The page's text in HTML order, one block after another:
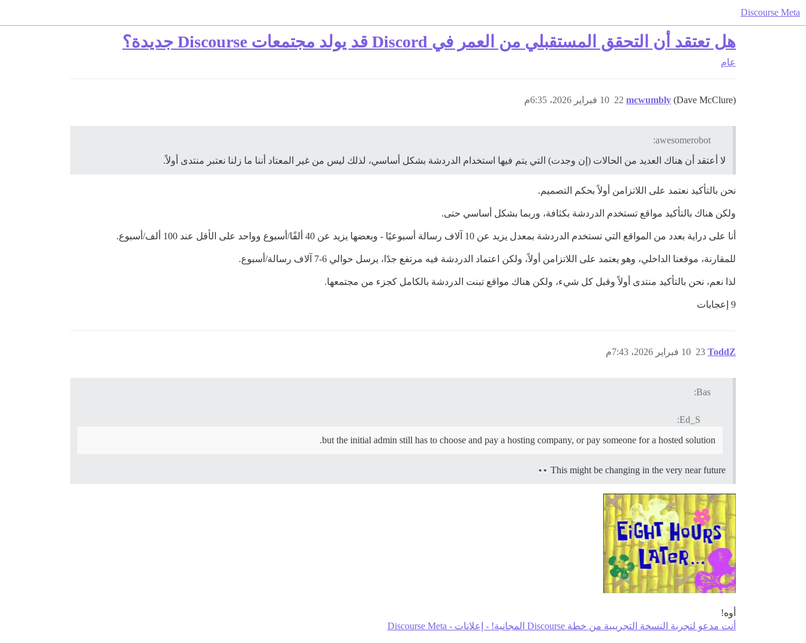
Discourse Meta
هل تعتقد أن التحقق المستقبلي من العمر في Discord قد يولد مجتمعات Discourse جديدة؟
عام
mcwumbly (Dave McClure) 10 فبراير 2026، 6:35م 22
awesomerobot:
لا أعتقد أن هناك العديد من الحالات (إن وجدت) التي يتم فيها استخدام الدردشة بشكل أساسي، لذلك ليس من غير المعتاد أننا ما زلنا نعتبر منتدى أولاً.
نحن بالتأكيد نعتمد على اللاتزامن أولاً بحكم التصميم.
ولكن هناك بالتأكيد مواقع تستخدم الدردشة بكثافة، وربما بشكل أساسي حتى.
أنا على دراية بعدد من المواقع التي تستخدم الدردشة بمعدل يزيد عن 10 آلاف رسالة أسبوعيًا - وبعضها يزيد عن 40 ألفًا/أسبوع وواحد على الأقل عند 100 ألف/أسبوع.
للمقارنة، موقعنا الداخلي، وهو يعتمد على اللاتزامن أولاً، ولكن اعتماد الدردشة فيه مرتفع جدًا، يرسل حوالي 6-7 آلاف رسالة/أسبوع.
لذا نعم، نحن بالتأكيد منتدى أولاً وقبل كل شيء، ولكن هناك مواقع تبنت الدردشة بالكامل كجزء من مجتمعها.
9 إعجابات
ToddZ 10 فبراير 2026، 7:43م 23
Bas:
Ed_S:
but the initial admin still has to choose and pay a hosting company, or pay someone for a hosted solution.
This might be changing in the very near future
أوه!
أنت مدعو لتجربة النسخة التجريبية من خطة Discourse المجانية! - إعلانات - Discourse Meta